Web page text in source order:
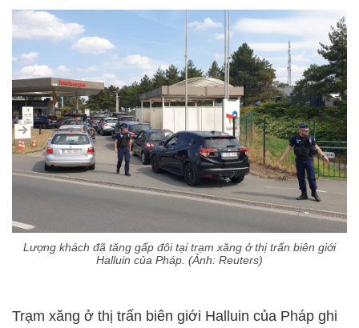
Lượng khách đã tăng gấp đôi tại trạm xăng ở thị trấn biên giới
Halluin của Pháp. (Ảnh: Reuters)
Trạm xăng ở thị trấn biên giới Halluin của Pháp ghi